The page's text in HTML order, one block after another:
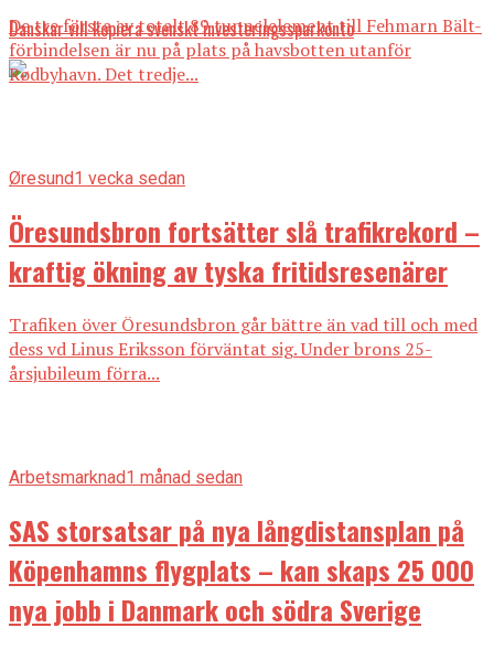
Danskar vill kopiera svenskt investeringssparkonto
De tre första av totalt 89 tunnelelement till Fehmarn Bält-
förbindelsen är nu på plats på havsbotten utanför
Rødbyhavn. Det tredje...
Øresund1 vecka sedan
Öresundsbron fortsätter slå trafikrekord –
kraftig ökning av tyska fritidsresenärer
Trafiken över Öresundsbron går bättre än vad till och med
dess vd Linus Eriksson förväntat sig. Under brons 25-
årsjubileum förra...
Arbetsmarknad1 månad sedan
SAS storsatsar på nya långdistansplan på
Köpenhamns flygplats – kan skaps 25 000
nya jobb i Danmark och södra Sverige